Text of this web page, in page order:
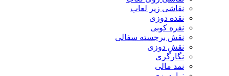
نقاشی زیر لعاب
نقده دوزی
نقره کوبی
نقش برجسته سفالی
نقش دوزی
نگارگری
نمد مالی